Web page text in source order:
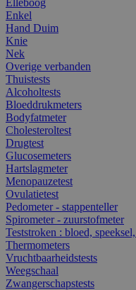
Enkel
Hand Duim
Knie
Nek
Overige verbanden
Thuistests
Alcoholtests
Bloeddrukmeters
Bodyfatmeter
Cholesteroltest
Drugtest
Glucosemeters
Hartslagmeter
Menopauzetest
Ovulatietest
Pedometer - stappenteller
Spirometer - zuurstofmeter
Teststroken : bloed,
Thermometers
Vruchtbaarheidstests
Weegschaal
Zwangerschapstests